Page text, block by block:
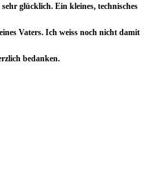
glücklich. Ein kleines, technisches
Vaters. Ich weiss noch nicht damit
bedanken.